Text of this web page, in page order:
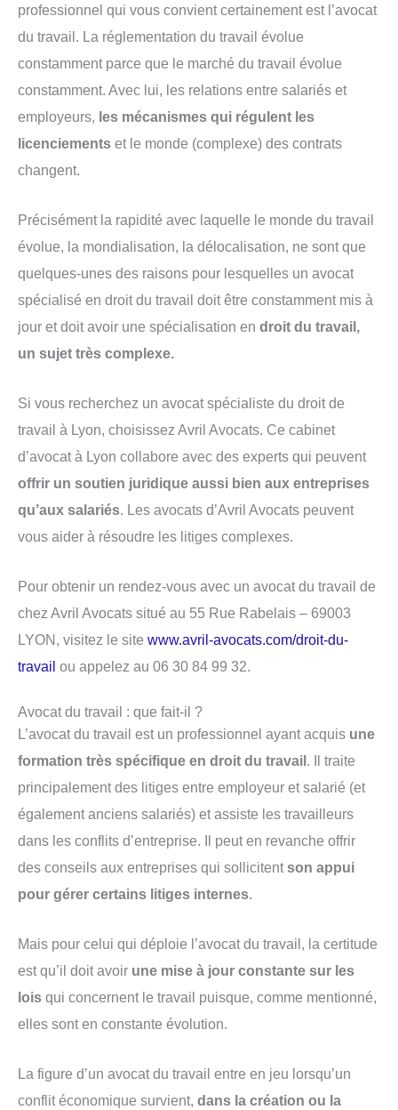
professionnel qui vous convient certainement est l’avocat
du travail. La réglementation du travail évolue
constamment parce que le marché du travail évolue
constamment. Avec lui, les relations entre salariés et
employeurs, les mécanismes qui régulent les
licenciements et le monde (complexe) des contrats
changent.
Précisément la rapidité avec laquelle le monde du travail
évolue, la mondialisation, la délocalisation, ne sont que
quelques-unes des raisons pour lesquelles un avocat
spécialisé en droit du travail doit être constamment mis à
jour et doit avoir une spécialisation en droit du travail,
un sujet très complexe.
Si vous recherchez un avocat spécialiste du droit de
travail à Lyon, choisissez Avril Avocats. Ce cabinet
d’avocat à Lyon collabore avec des experts qui peuvent
offrir un soutien juridique aussi bien aux entreprises
qu’aux salariés. Les avocats d’Avril Avocats peuvent
vous aider à résoudre les litiges complexes.
Pour obtenir un rendez-vous avec un avocat du travail de
chez Avril Avocats situé au 55 Rue Rabelais – 69003
LYON, visitez le site www.avril-avocats.com/droit-du-
travail ou appelez au 06 30 84 99 32.
Avocat du travail : que fait-il ?
L’avocat du travail est un professionnel ayant acquis une
formation très spécifique en droit du travail. Il traite
principalement des litiges entre employeur et salarié (et
également anciens salariés) et assiste les travailleurs
dans les conflits d’entreprise. Il peut en revanche offrir
des conseils aux entreprises qui sollicitentson appui
pour gérer certains litiges internes.
Mais pour celui qui déploie l’avocat du travail, la certitude
est qu’il doit avoir une mise à jour constante sur les
lois qui concernent le travail puisque, comme mentionné,
elles sont en constante évolution.
La figure d’un avocat du travail entre en jeu lorsqu’un
conflit économique survient, dans la création ou la